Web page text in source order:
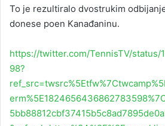
To je rezultiralo dvostrukim
donese poen Kanađaninu.
https://twitter.com/TennisTV/
98?